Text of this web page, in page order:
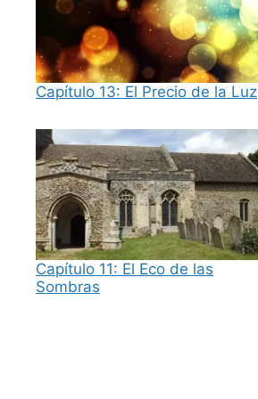
Capítulo 13: El Precio de la Luz
Capítulo 11: El Eco de las
Sombras